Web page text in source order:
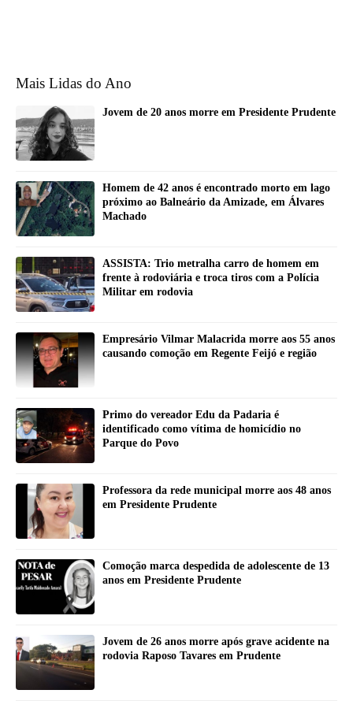
Mais Lidas do Ano
Jovem de 20 anos morre em Presidente Prudente
Homem de 42 anos é encontrado morto em lago
próximo ao Balneário da Amizade, em Álvares
Machado
ASSISTA: Trio metralha carro de homem em
frente à rodoviária e troca tiros com a Polícia
Militar em rodovia
Empresário Vilmar Malacrida morre aos 55 anos
causando comoção em Regente Feijó e região
Primo do vereador Edu da Padaria é
identificado como vítima de homicídio no
Parque do Povo
Professora da rede municipal morre aos 48 anos
em Presidente Prudente
Comoção marca despedida de adolescente de 13
anos em Presidente Prudente
Jovem de 26 anos morre após grave acidente na
rodovia Raposo Tavares em Prudente